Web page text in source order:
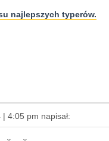
najlepszych typerów.
4:05 pm napisał: